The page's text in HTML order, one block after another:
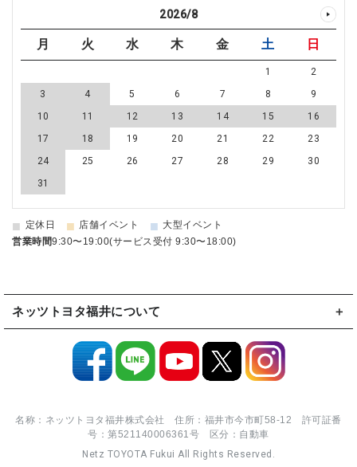
2026/8
月 火 水 木 金 土 日
1
2
3
4 5 6 7 8
9
10
11 12 13 14 15
16
17
18 19 20 21 22
23
24
25 26 27 28 29
30
31
■ 定休日 ■ 店舗イベント ■ 大型イベント
営業時間9:30〜19:00(サービス受付 9:30〜18:00)
ネッツトヨタ福井について
名称：ネッツトヨタ福井株式会社 住所：福井市今市町58-12 許可証番
号：第521140006361号 区分：自動車
Netz TOYOTA Fukui All Rights Reserved.